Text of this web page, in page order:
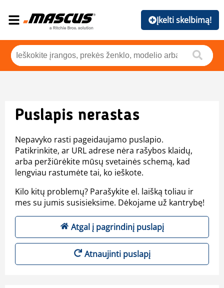
Įkelti skelbimą!
Puslapis nerastas
Nepavyko rasti pageidaujamo puslapio.
Patikrinkite, ar URL adrese nėra rašybos klaidų,
arba peržiūrėkite mūsų svetainės schemą, kad
lengviau rastumėte tai, ko ieškote.
Kilo kitų problemų? Parašykite el. laišką toliau ir
mes su jumis susisieksime. Dėkojame už kantrybę!
Atgal į pagrindinį puslapį
Atnaujinti puslapį